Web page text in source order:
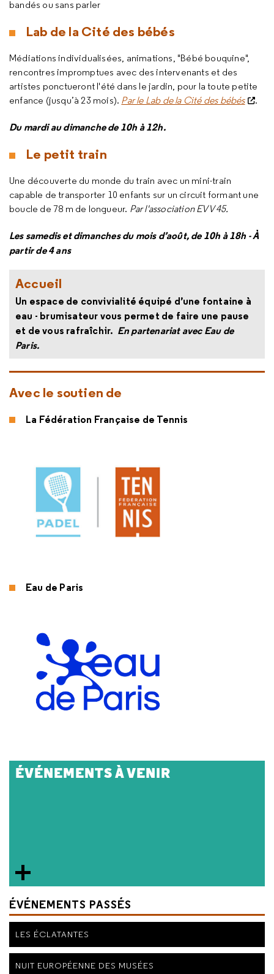
bandés ou sans parler
Lab de la Cité des bébés
Médiations individualisées, animations, "Bébé bouquine",
rencontres impromptues avec des intervenants et des
artistes ponctueront l'été dans le jardin, pour la toute petite
enfance (jusqu’à 23 mois). Par le Lab de la Cité des bébés .
Du mardi au dimanche de 10h à 12h.
Le petit train
Une découverte du monde du train avec un mini-train
capable de transporter 10 enfants sur un circuit formant une
boucle de 78 m de longueur. Par l'association EVV 45.
Les samedis et dimanches du mois d’août, de 10h à 18h - À
partir de 4 ans
Accueil
Un espace de convivialité équipé d’une fontaine à
eau - brumisateur vous permet de faire une pause
et de vous rafraîchir. En partenariat avec Eau de
Paris.
Avec le soutien de
La Fédération Française de Tennis
Eau de Paris
ÉVÉNEMENTS À VENIR
ÉVÉNEMENTS PASSÉS
LES ÉCLATANTES
NUIT EUROPÉENNE DES MUSÉES